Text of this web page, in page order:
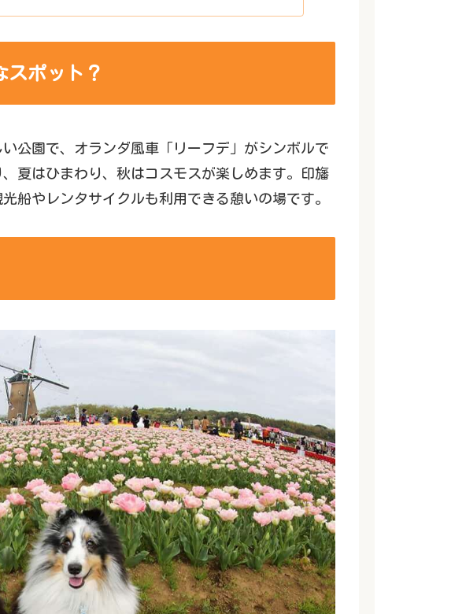
スポット？
公園で、オランダ風車「リーフデ」がシンボルで
夏はひまわり、秋はコスモスが楽しめます。印旛
船やレンタサイクルも利用できる憩いの場です。